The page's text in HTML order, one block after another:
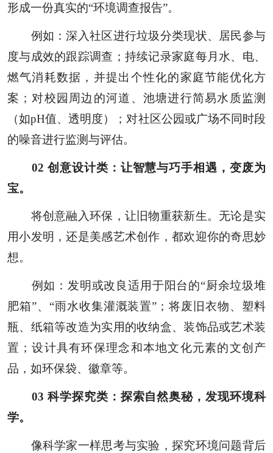
形成一份真实的“环境调查报告”。
例如：深入社区进行垃圾分类现状、居民参与
度与成效的跟踪调查；持续记录家庭每月水、电、
燃气消耗数据，并提出个性化的家庭节能优化方
案；对校园周边的河道、池塘进行简易水质监测
（如pH值、透明度）；对社区公园或广场不同时段
的噪音进行监测与评估。
02 创意设计类：让智慧与巧手相遇，变废为
宝。
将创意融入环保，让旧物重获新生。无论是实
用小发明，还是美感艺术创作，都欢迎你的奇思妙
想。
例如：发明或改良适用于阳台的“厨余垃圾堆
肥箱”、“雨水收集灌溉装置”；将废旧衣物、塑料
瓶、纸箱等改造为实用的收纳盒、装饰品或艺术装
置；设计具有环保理念和本地文化元素的文创产
品，如环保袋、徽章等。
03 科学探究类：探索自然奥秘，发现环境科
学。
像科学家一样思考与实验，探究环境问题背后